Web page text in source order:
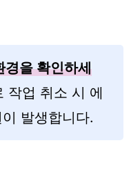
경을 확인하세
작업 취소 시 에
발생합니다.